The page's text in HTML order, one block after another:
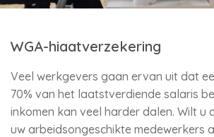
WGA-hiaatverzekering
Veel werkgevers gaan ervan uit dat
70% van het laatstverdiende salaris
inkomen kan veel harder dalen. Wilt u
uw arbeidsongeschikte medewerkers